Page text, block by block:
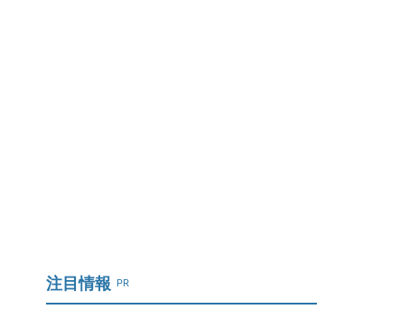
注目情報 PR